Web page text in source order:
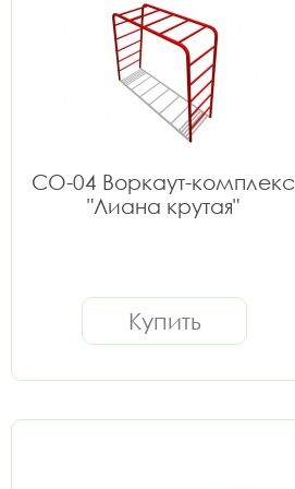
СО-04 Воркаут-комплекс
"Лиана крутая"
Купить